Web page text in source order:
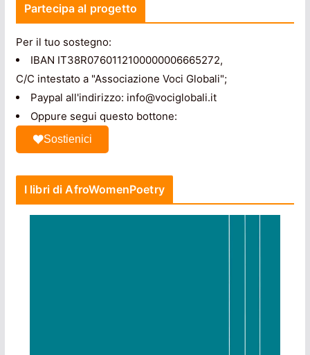
Partecipa al progetto
Per il tuo sostegno:
IBAN IT38R0760112100000006665272,
C/C intestato a "Associazione Voci Globali";
Paypal all'indirizzo: info@vociglobali.it
Oppure segui questo bottone:
Sostienici
I libri di AfroWomenPoetry